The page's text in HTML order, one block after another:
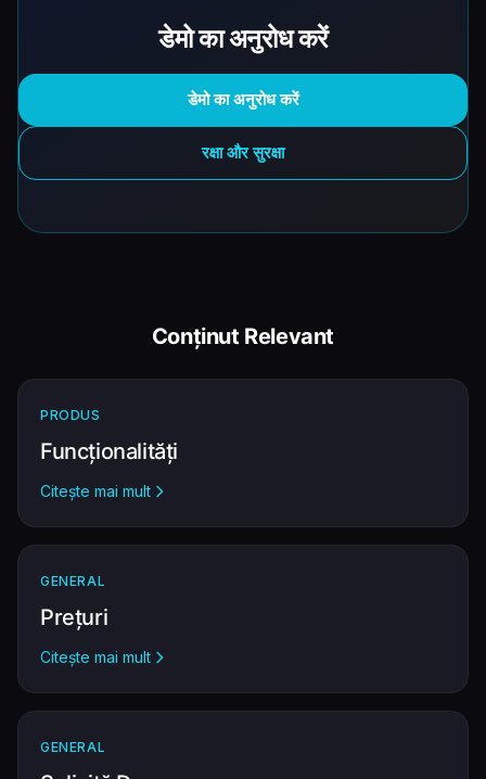
डेमो का अनुरोध करें
डेमो का अनुरोध करें
रक्षा और सुरक्षा
Conținut Relevant
PRODUS
Funcționalități
Citește mai mult
GENERAL
Prețuri
Citește mai mult
GENERAL